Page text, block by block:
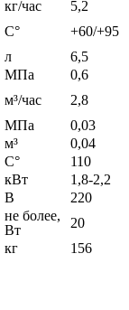
кг/час
5,2
С°
+60/+95
л
6,5
МПа
0,6
м³/час
2,8
МПа
0,03
м³
0,04
С°
110
кВт
1,8-2,2
В
220
не более,
Вт
20
кг
156